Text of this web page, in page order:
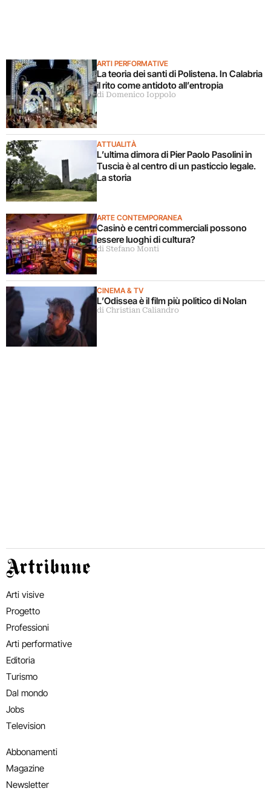
ARTI PERFORMATIVE
La teoria dei santi di Polistena. In Calabria
il rito come antidoto all’entropia
di Domenico Ioppolo
ATTUALITÀ
L’ultima dimora di Pier Paolo Pasolini in
Tuscia è al centro di un pasticcio legale.
La storia
ARTE CONTEMPORANEA
Casinò e centri commerciali possono
essere luoghi di cultura?
di Stefano Monti
CINEMA & TV
L’Odissea è il film più politico di Nolan
di Christian Caliandro
Artribune
Arti visive
Progetto
Professioni
Arti performative
Editoria
Turismo
Dal mondo
Jobs
Television
Abbonamenti
Magazine
Newsletter